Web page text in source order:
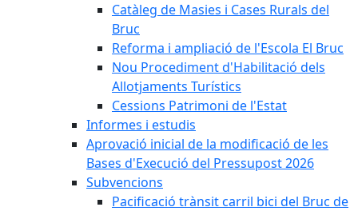
Catàleg de Masies i Cases Rurals del
Bruc
Reforma i ampliació de l'Escola El Bruc
Nou Procediment d'Habilitació dels
Allotjaments Turístics
Cessions Patrimoni de l'Estat
Informes i estudis
Aprovació inicial de la modificació de les
Bases d'Execució del Pressupost 2026
Subvencions
Pacificació trànsit carril bici del Bruc de